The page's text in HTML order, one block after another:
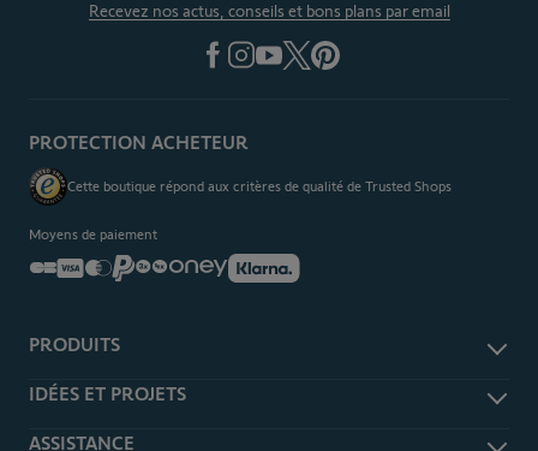
Recevez nos actus, conseils et bons plans par email
PRODUITS
Alarme et sécurité
Caméra de surveillance
IDÉES ET PROJETS
Je m'informe
ASSISTANCE
PROTECTION ACHETEUR
Cette boutique répond aux critères de qualité de Trusted Shops
Moyens de paiement